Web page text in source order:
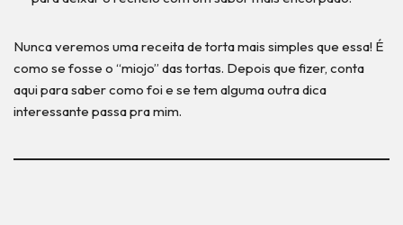
Nunca veremos uma receita de torta mais simples que essa! É
como se fosse o “miojo” das tortas. Depois que fizer, conta
aqui para saber como foi e se tem alguma outra dica
interessante passa pra mim.